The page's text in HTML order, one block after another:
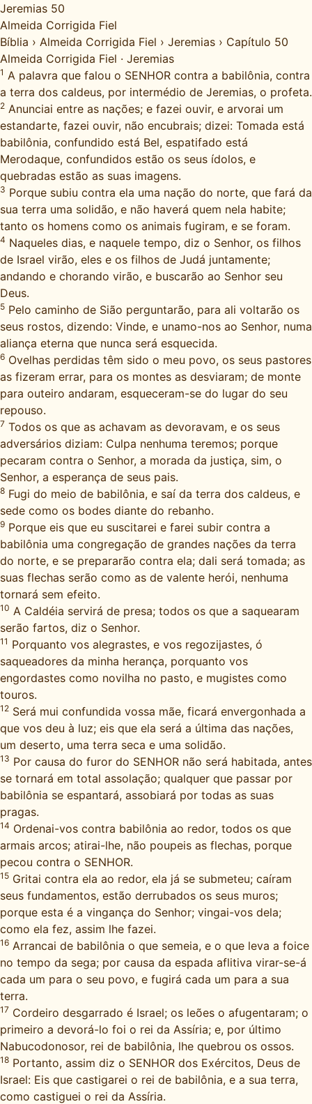
Jeremias 50
Almeida Corrigida Fiel
Bíblia › Almeida Corrigida Fiel › Jeremias › Capítulo 50
Almeida Corrigida Fiel · Jeremias
1 A palavra que falou o SENHOR contra a babilônia, contra
a terra dos caldeus, por intermédio de Jeremias, o profeta.
2 Anunciai entre as nações; e fazei ouvir, e arvorai um
estandarte, fazei ouvir, não encubrais; dizei: Tomada está
babilônia, confundido está Bel, espatifado está
Merodaque, confundidos estão os seus ídolos, e
quebradas estão as suas imagens.
3 Porque subiu contra ela uma nação do norte, que fará da
sua terra uma solidão, e não haverá quem nela habite;
tanto os homens como os animais fugiram, e se foram.
4 Naqueles dias, e naquele tempo, diz o Senhor, os filhos
de Israel virão, eles e os filhos de Judá juntamente;
andando e chorando virão, e buscarão ao Senhor seu
Deus.
5 Pelo caminho de Sião perguntarão, para ali voltarão os
seus rostos, dizendo: Vinde, e unamo-nos ao Senhor, numa
aliança eterna que nunca será esquecida.
6 Ovelhas perdidas têm sido o meu povo, os seus pastores
as fizeram errar, para os montes as desviaram; de monte
para outeiro andaram, esqueceram-se do lugar do seu
repouso.
7 Todos os que as achavam as devoravam, e os seus
adversários diziam: Culpa nenhuma teremos; porque
pecaram contra o Senhor, a morada da justiça, sim, o
Senhor, a esperança de seus pais.
8 Fugi do meio de babilônia, e saí da terra dos caldeus, e
sede como os bodes diante do rebanho.
9 Porque eis que eu suscitarei e farei subir contra a
babilônia uma congregação de grandes nações da terra
do norte, e se prepararão contra ela; dali será tomada; as
suas flechas serão como as de valente herói, nenhuma
tornará sem efeito.
10 A Caldéia servirá de presa; todos os que a saquearam
serão fartos, diz o Senhor.
11 Porquanto vos alegrastes, e vos regozijastes, ó
saqueadores da minha herança, porquanto vos
engordastes como novilha no pasto, e mugistes como
touros.
12 Será mui confundida vossa mãe, ficará envergonhada a
que vos deu à luz; eis que ela será a última das nações,
um deserto, uma terra seca e uma solidão.
13 Por causa do furor do SENHOR não será habitada, antes
se tornará em total assolação; qualquer que passar por
babilônia se espantará, assobiará por todas as suas
pragas.
14 Ordenai-vos contra babilônia ao redor, todos os que
armais arcos; atirai-lhe, não poupeis as flechas, porque
pecou contra o SENHOR.
15 Gritai contra ela ao redor, ela já se submeteu; caíram
seus fundamentos, estão derrubados os seus muros;
porque esta é a vingança do Senhor; vingai-vos dela;
como ela fez, assim lhe fazei.
16 Arrancai de babilônia o que semeia, e o que leva a foice
no tempo da sega; por causa da espada aflitiva virar-se-á
cada um para o seu povo, e fugirá cada um para a sua
terra.
17 Cordeiro desgarrado é Israel; os leões o afugentaram; o
primeiro a devorá-lo foi o rei da Assíria; e, por último
Nabucodonosor, rei de babilônia, lhe quebrou os ossos.
18 Portanto, assim diz o SENHOR dos Exércitos, Deus de
Israel: Eis que castigarei o rei de babilônia, e a sua terra,
como castiguei o rei da Assíria.